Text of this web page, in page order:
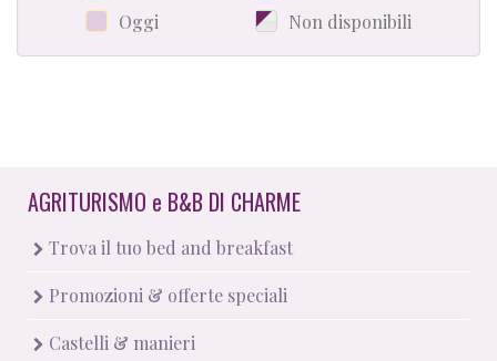
Oggi
Non disponibili
AGRITURISMO e B&B DI CHARME
Trova il tuo bed and breakfast
Promozioni & offerte speciali
Castelli & manieri